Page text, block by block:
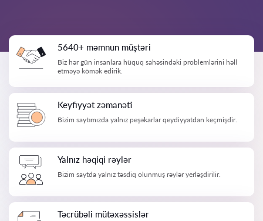
5640+ məmnun müştəri
Biz hər gün insanlara hüquq sahəsindəki problemlərini həll
etməyə kömək edirik.
Keyfiyyət zəmanəti
Bizim saytımızda yalnız peşəkarlar qeydiyyatdan keçmişdir.
Yalnız həqiqi rəylər
Bizim saytda yalnız təsdiq olunmuş rəylər yerləşdirilir.
Təcrübəli mütəxəssislər